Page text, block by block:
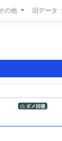
の他 旧データ
ダメ回復